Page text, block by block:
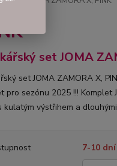
set JOMA
set JOMA ZAMORA X,
pro sezónu 2025 !!! Komplet
kulatým výstřihem a
7-10 dní